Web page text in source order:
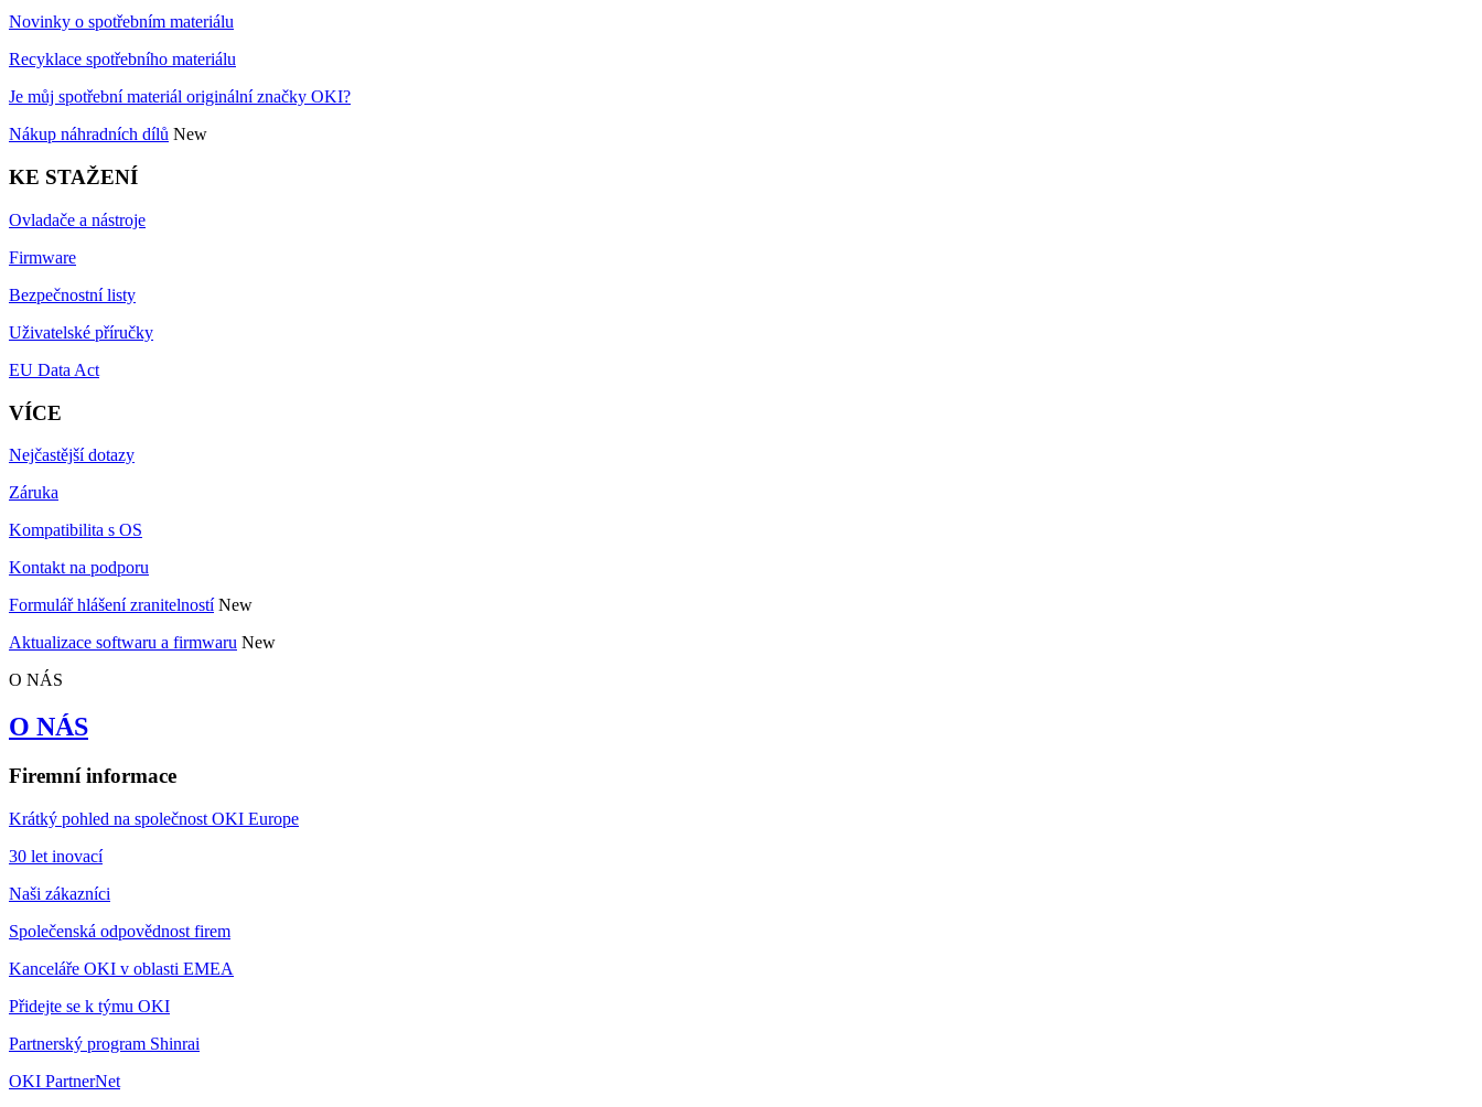
Novinky o spotřebním materiálu
Recyklace spotřebního materiálu
Je můj spotřební materiál originální značky OKI?
Nákup náhradních dílů New
KE STAŽENÍ
Ovladače a nástroje
Firmware
Bezpečnostní listy
Uživatelské příručky
EU Data Act
VÍCE
Nejčastější dotazy
Záruka
Kompatibilita s OS
Kontakt na podporu
Formulář hlášení zranitelností New
Aktualizace softwaru a firmwaru New
O NÁS
O NÁS
Firemní informace
Krátký pohled na společnost OKI Europe
30 let inovací
Naši zákazníci
Společenská odpovědnost firem
Kanceláře OKI v oblasti EMEA
Přidejte se k týmu OKI
Partnerský program Shinrai
OKI PartnerNet